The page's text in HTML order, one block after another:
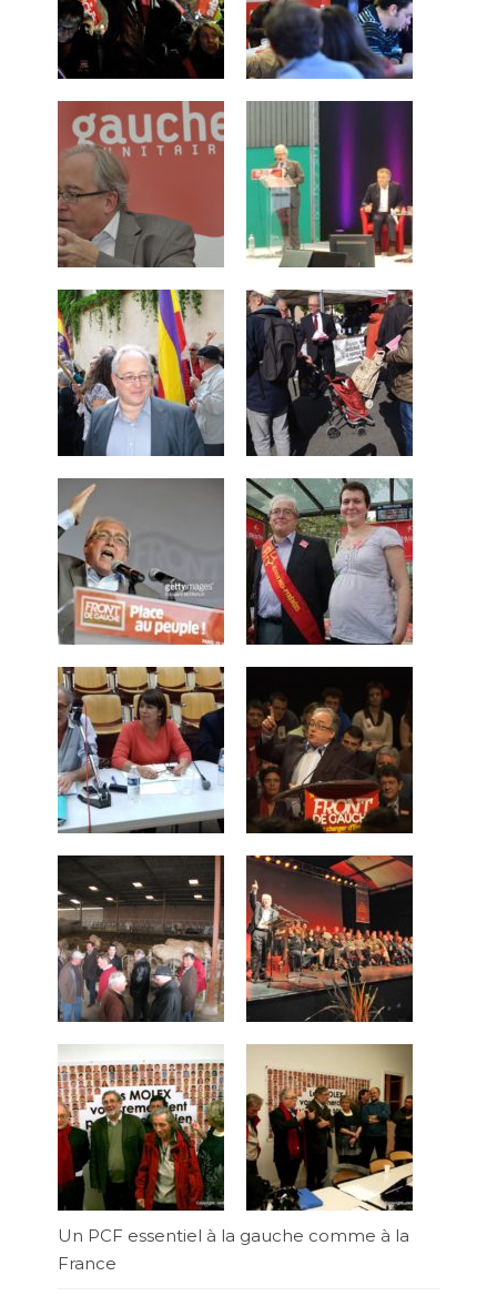
Un PCF essentiel à la gauche comme à la
France